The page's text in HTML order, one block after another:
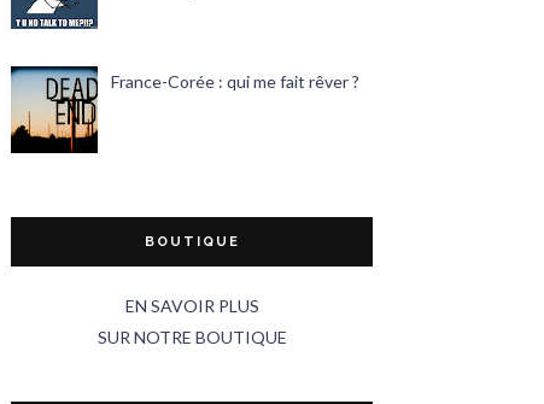
France-Corée : qui me fait rêver ?
BOUTIQUE
EN SAVOIR PLUS
SUR NOTRE BOUTIQUE